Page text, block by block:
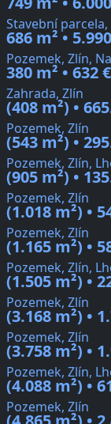
Stavební
686 m² •
Pozemek, Zlín,
380 m² • 632
Zahrada, Zlín
(408 m²) •
Pozemek, Zlín
(543 m²) •
Pozemek, Zlín,
(905 m²) •
Pozemek, Zlín
(1.018 m²) •
Pozemek, Zlín
(1.165 m²) •
Pozemek, Zlín,
(1.505 m²) •
Pozemek, Zlín
(3.168 m²) •
Pozemek, Zlín
(3.758 m²) •
Pozemek, Zlín,
(4.088 m²) •
Pozemek, Zlín